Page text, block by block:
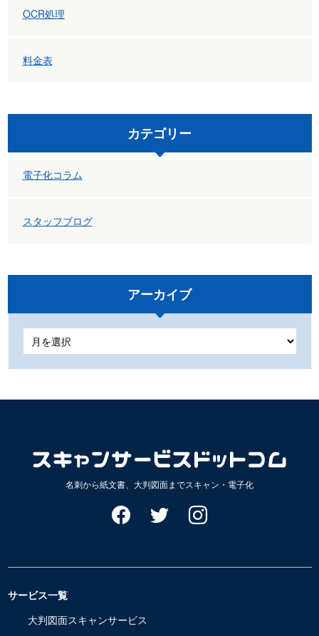
OCR処理
料金表
カテゴリー
電子化コラム
スタッフブログ
アーカイブ
ー
名刺から紙文書、大判図面までスキャン・電子化
サービス一覧
大判図面スキャンサービス